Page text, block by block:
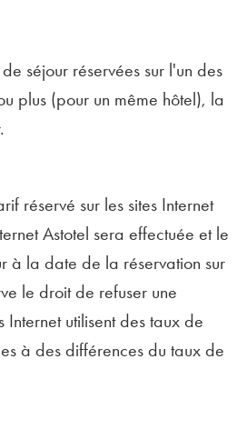
séjour réservées sur l'un des
plus (pour un même hôtel), la
réservé sur les sites Internet
Astotel sera effectuée et le
à la date de la réservation sur
le droit de refuser une
utilisent des taux de
à des différences du taux de